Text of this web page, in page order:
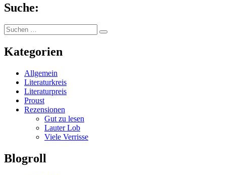
Suche:
Suchen
nach:
Suchen
Kategorien
Allgemein
Literaturkreis
Literaturpreis
Proust
Rezensionen
Gut zu lesen
Lauter Lob
Viele Verrisse
Blogroll